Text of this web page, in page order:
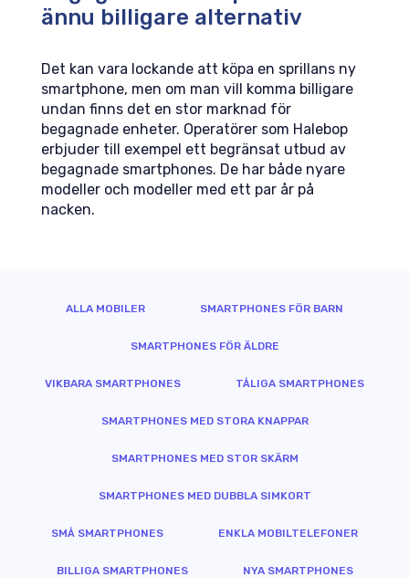
ännu billigare alternativ
Det kan vara lockande att köpa en sprillans ny
smartphone, men om man vill komma billigare
undan finns det en stor marknad för
begagnade enheter. Operatörer som Halebop
erbjuder till exempel ett begränsat utbud av
begagnade smartphones. De har både nyare
modeller och modeller med ett par år på
nacken.
ALLA MOBILER SMARTPHONES FÖR BARN
SMARTPHONES FÖR ÄLDRE
VIKBARA SMARTPHONES TÅLIGA SMARTPHONES
SMARTPHONES MED STORA KNAPPAR
SMARTPHONES MED STOR SKÄRM
SMARTPHONES MED DUBBLA SIMKORT
SMÅ SMARTPHONES ENKLA MOBILTELEFONER
BILLIGA SMARTPHONES NYA SMARTPHONES